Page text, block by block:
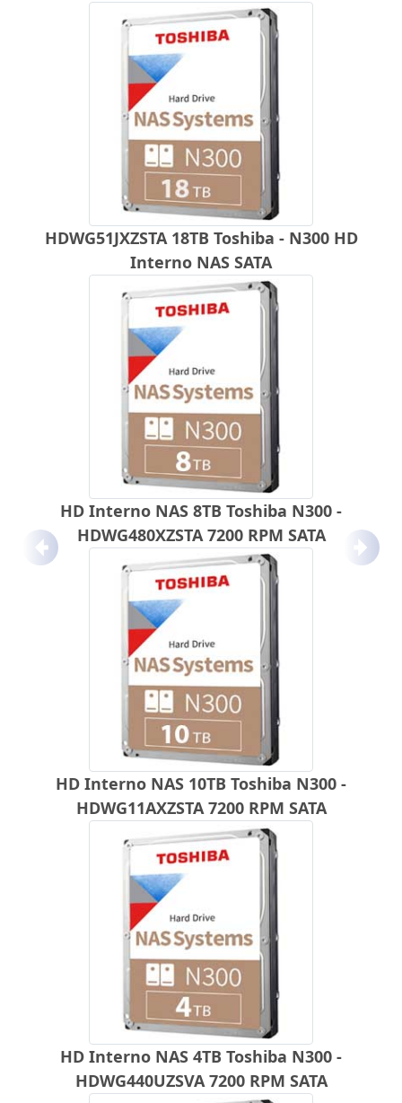
HDWG51JXZSTA 18TB Toshiba - N300 HD
Interno NAS SATA
HD Interno NAS 8TB Toshiba N300 -
HDWG480XZSTA 7200 RPM SATA
HD Interno NAS 10TB Toshiba N300 -
HDWG11AXZSTA 7200 RPM SATA
HD Interno NAS 4TB Toshiba N300 -
HDWG440UZSVA 7200 RPM SATA
Anterior